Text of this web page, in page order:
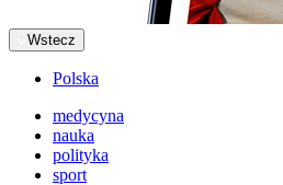
Wstecz
Polska
medycyna
nauka
polityka
sport